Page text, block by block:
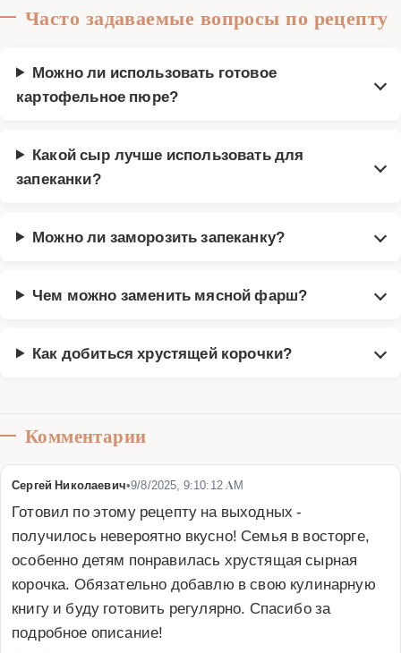
Часто задаваемые вопросы по рецепту
Можно ли использовать готовое
картофельное пюре?
Какой сыр лучше использовать для
запеканки?
Можно ли заморозить запеканку?
Чем можно заменить мясной фарш?
Как добиться хрустящей корочки?
Комментарии
Сергей Николаевич•9/8/2025, 9:10:12 AM
Готовил по этому рецепту на выходных -
получилось невероятно вкусно! Семья в восторге,
особенно детям понравилась хрустящая сырная
корочка. Обязательно добавлю в свою кулинарную
книгу и буду готовить регулярно. Спасибо за
подробное описание!